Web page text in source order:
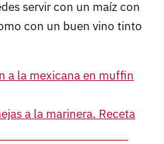
servir con un maíz con
con un buen vino tinto
a la mexicana en muffin
a la marinera. Receta